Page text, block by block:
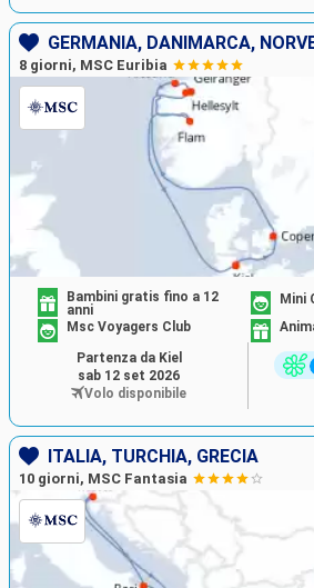
GERMANIA, DANIMARCA,
8 giorni, MSC Euribia
Bambini gratis fino a 12
anni
Mini
Msc Voyagers Club
Partenza da Kiel
sab 12 set 2026
Volo disponibile
ITALIA, TURCHIA, GRECIA
10 giorni, MSC Fantasia